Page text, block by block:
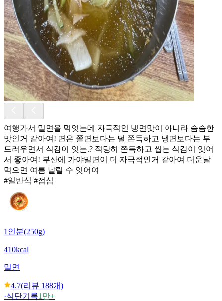
여행가서 밀면을 먹엇는데 자극적인 냉면맛이 아니라 슴슴한
맛인거 같아여! 면은 쫄면보다는 덜 쫀득하고 냉면보다는 부
드러우면서 식감이 잇는.? 적당히 쫀득하고 씹는 식감이 잇어
서 좋아여! 부산에 가야밀면이 더 자극적인거 같아여 더운날
먹으면 여름 날릴 수 잇어여
#일반식 #점심
1인분(250g)
410kcal
밀면
4.7(리뷰 188개)
·식단기록1만+